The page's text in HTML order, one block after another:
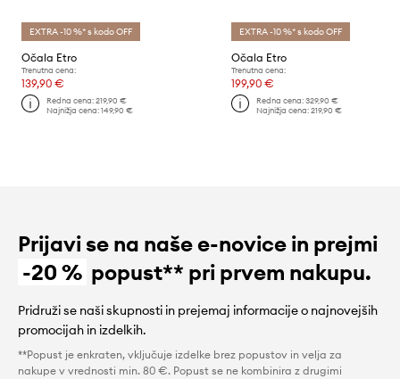
EXTRA -10 %* s kodo OFF
Očala Etro
Trenutna cena:
139,90 €
Redna cena:219,90 €
Najnižja cena:149,90 €
EXTRA -10 %* s kodo OFF
Očala Etro
Trenutna cena:
199,90 €
Redna cena: 329,90 €
Najnižja cena: 219,90 €
Prijavi se na naše e-novice in prejmi
-20 % popust** pri prvem nakupu.
Pridruži se naši skupnosti in prejemaj informacije o najnovejših
promocijah in izdelkih.
**Popust je enkraten, vključuje izdelke brez popustov in velja za
nakupe v vrednosti min. 80 €. Popust se ne kombinira z drugimi